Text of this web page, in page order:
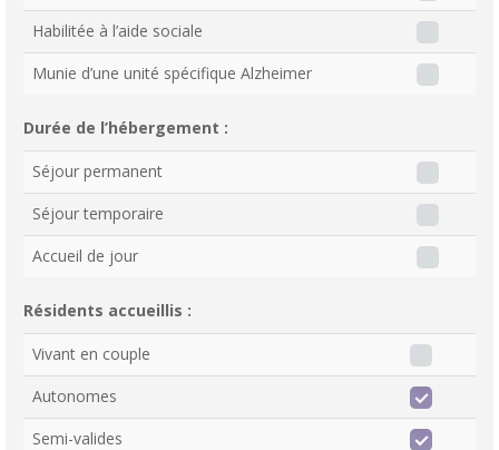
Habilitée à l’aide sociale
Munie d’une unité spécifique Alzheimer
Durée de l’hébergement :
Séjour permanent
Séjour temporaire
Accueil de jour
Résidents accueillis :
Vivant en couple
Autonomes
Semi-valides